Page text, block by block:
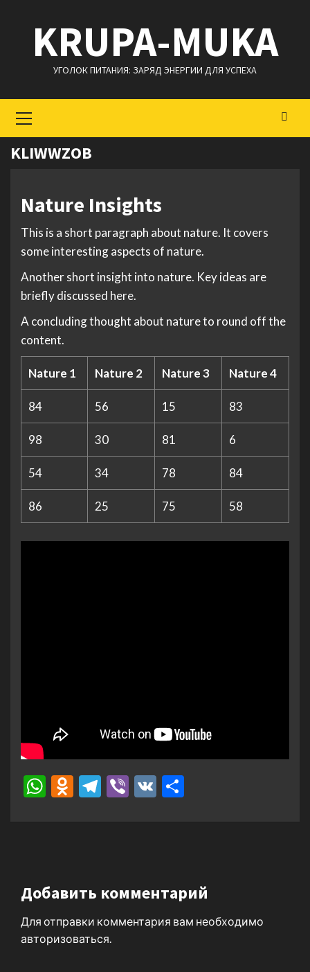
содержимому
KRUPA-MUKA
УГОЛОК ПИТАНИЯ: ЗАРЯД ЭНЕРГИИ ДЛЯ УСПЕХА
меню
KLIWWZOB
Nature Insights
This is a short paragraph about nature. It covers
some interesting aspects of nature.
Another short insight into nature. Key ideas are
briefly discussed here.
A concluding thought about nature to round off the
content.
Nature 1 Nature 2 Nature 3 Nature 4
84 56 15 83
98 30 81 6
54 34 78 84
86 25 75 58
WhatsApp
Odnoklassniki
Telegram
Viber
VK
Добавить комментарий
Для отправки комментария вам необходимо
авторизоваться